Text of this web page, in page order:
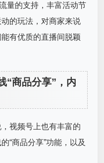
量的支持，丰富活动节
的玩法，对商家来说
有优质的直播间脱颖
“商品分享”，内
视频号上也有丰富的
“商品分享”功能，以及